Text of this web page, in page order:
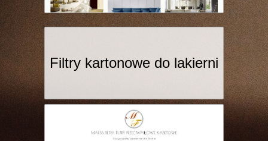
Filtry kartonowe do lakierni